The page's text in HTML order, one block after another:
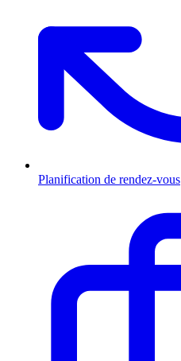
Planification de rendez-vous